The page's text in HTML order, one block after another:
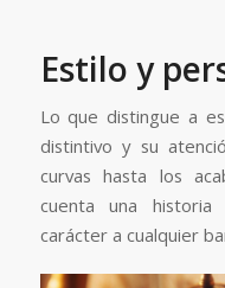
Estilo y
Lo que distingue a
distintivo y su
curvas hasta los
cuenta una
carácter a cualquier